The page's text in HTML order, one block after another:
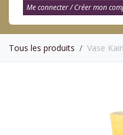
Me connecter / Créer mon
Tous les produits Vase